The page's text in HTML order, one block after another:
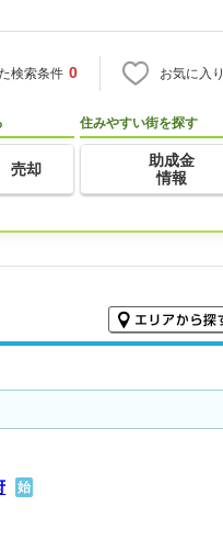
検索条件 0 お気に入り
売却
住みやすい街を探す
助成金
情報
始